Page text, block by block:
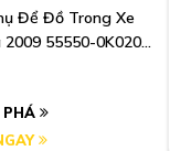
Để Đồ Trong Xe
2009 55550-0K020-
PHÁ